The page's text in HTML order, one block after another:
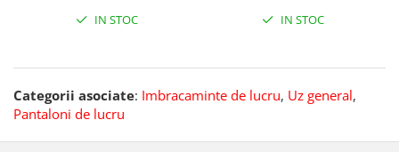
IN STOC IN STOC
Categorii asociate: Imbracaminte de lucru, Uz general,
Pantaloni de lucru